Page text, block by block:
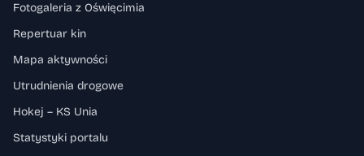
Fotogaleria z Oświęcimia
Repertuar kin
Mapa aktywności
Utrudnienia drogowe
Hokej – KS Unia
Statystyki portalu